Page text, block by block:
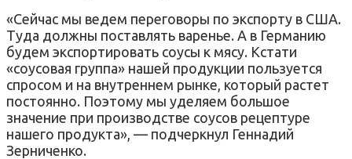
«Сейчас мы ведем переговоры по экспорту в США.
Туда должны поставлять варенье. А в Германию
будем экспортировать соусы к мясу. Кстати
«соусовая группа» нашей продукции пользуется
спросом и на внутреннем рынке, который растет
постоянно. Поэтому мы уделяем большое
значение при производстве соусов рецептуре
нашего продукта», — подчеркнул Геннадий
Зерниченко.